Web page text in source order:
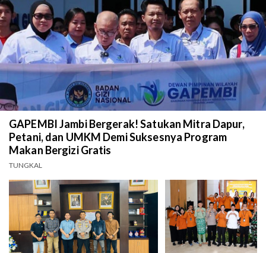
GAPEMBI Jambi Bergerak! Satukan Mitra Dapur,
Petani, dan UMKM Demi Suksesnya Program
Makan Bergizi Gratis
TUNGKAL